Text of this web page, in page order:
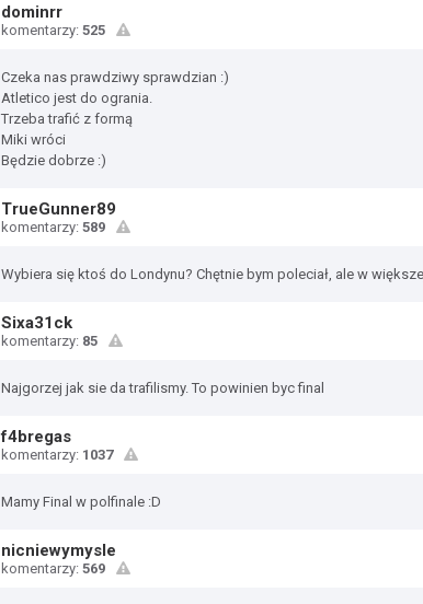
dominrr
komentarzy: 525
Czeka nas prawdziwy sprawdzian :)
Atletico jest do ogrania.
Trzeba trafić z formą
Miki wróci
Będzie dobrze :)
TrueGunner89
komentarzy: 589
Wybiera się ktoś do Londynu? Chętnie bym poleciał, ale w
Sixa31ck
komentarzy: 85
Najgorzej jak sie da trafilismy. To powinien byc final
f4bregas
komentarzy: 1037
Mamy Final w polfinale :D
nicniewymysle
komentarzy: 569